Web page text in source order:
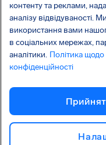
ОТРИМАЙТЕ
Політика
Атака на ланцюг постачання
Авторське право © 2026 AirHelp
контенту та реклами,
аналізу відвідуваності.
використання вами
в соціальних мережах,
аналітики. Політика
конфіденційності